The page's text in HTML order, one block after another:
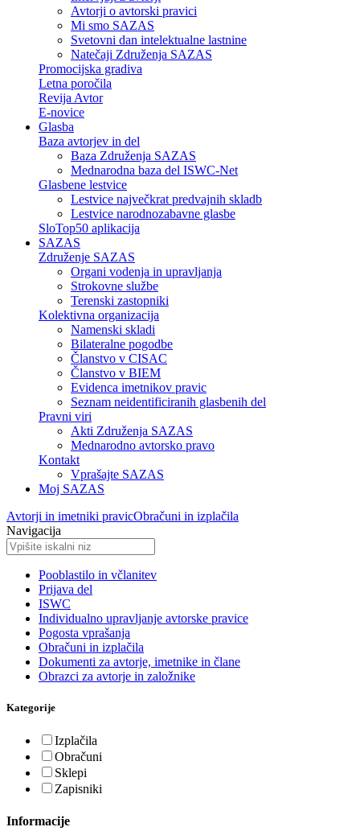
Avtorji o avtorski pravici
Mi smo SAZAS
Svetovni dan intelektualne lastnine
Natečaji Združenja SAZAS
Promocijska gradiva
Letna poročila
Revija Avtor
E-novice
Glasba
Baza avtorjev in del
Baza Združenja SAZAS
Mednarodna baza del ISWC-Net
Glasbene lestvice
Lestvice največkrat predvajnih skladb
Lestvice narodnozabavne glasbe
SloTop50 aplikacija
SAZAS
Združenje SAZAS
Organi vodenja in upravljanja
Strokovne službe
Terenski zastopniki
Kolektivna organizacija
Namenski skladi
Bilateralne pogodbe
Članstvo v CISAC
Članstvo v BIEM
Evidenca imetnikov pravic
Seznam neidentificiranih glasbenih del
Pravni viri
Akti Združenja SAZAS
Mednarodno avtorsko pravo
Kontakt
Vprašajte SAZAS
Moj SAZAS
Avtorji in imetniki pravicObračuni in izplačila
Navigacija
Pooblastilo in včlanitev
Prijava del
ISWC
Individualno upravljanje avtorske pravice
Pogosta vprašanja
Obračuni in izplačila
Dokumenti za avtorje, imetnike in člane
Obrazci za avtorje in založnike
Kategorije
Izplačila
Obračuni
Sklepi
Zapisniki
Informacije